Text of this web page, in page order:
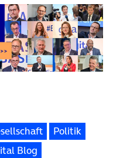
Politik
Blog